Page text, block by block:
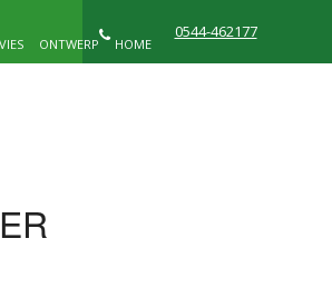
HOME
ONTWERP
0544-462177